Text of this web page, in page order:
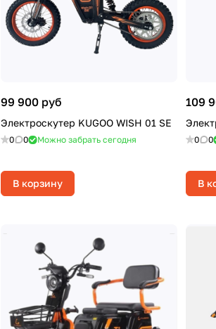
99 900 руб
Электроскутер KUGOO WISH 01 SE
0 0 Можно забрать сегодня
В корзину
109
0 0
В